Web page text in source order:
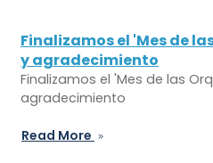
Finalizamos el 'Mes de
y agradecimiento
Finalizamos el 'Mes de las
agradecimiento
Read More